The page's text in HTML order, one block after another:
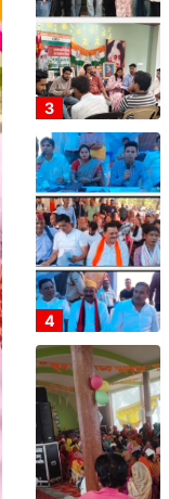
4
1